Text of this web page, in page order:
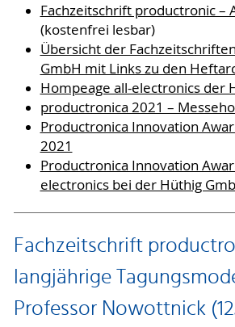
Fachzeitschrift productronic –
(kostenfrei lesbar)
Übersicht der
GmbH mit Links zu den
Hompeage all-electronics der
productronica 2021 –
Productronica Innovation
2021
Productronica Innovation
electronics bei der Hüthig
Fachzeitschrift
langjährige
Professor Nowottnick